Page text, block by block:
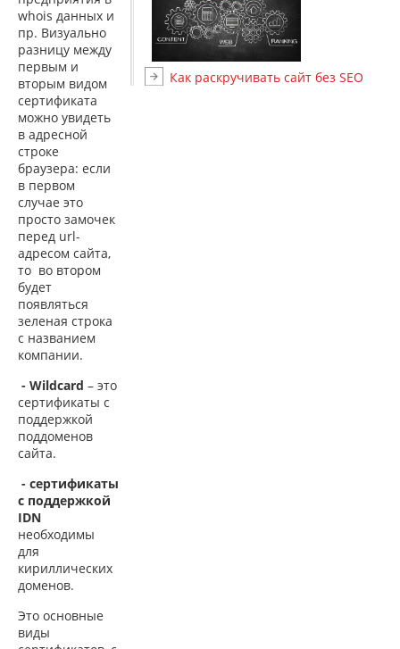
whois данных и
пр. Визуально
разницу между
первым и
вторым видом
сертификата
можно увидеть
в адресной
строке
браузера: если
в первом
случае это
просто замочек
перед url-
адресом сайта,
то во втором
будет
появляться
зеленая строка
с названием
компании.
- Wildcard – это
сертификаты с
поддержкой
поддоменов
сайта.
- сертификаты
с поддержкой
IDN
необходимы
для
кириллических
доменов.
Это основные
виды
Как раскручивать сайт без SEO